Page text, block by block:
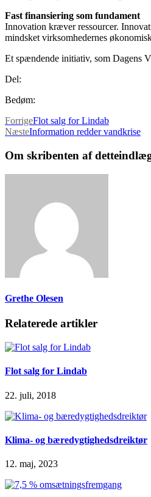
Fast finansiering som fundament
Innovation kræver ressourcer.
mindsket virksomhedernes
Et spændende initiativ, som Dagens
Del:
Bedøm:
ForrigeFlot salg for Lindab
NæsteInformation redder vandkrise
Om skribenten af
Grethe Olesen
Relaterede artikler
Flot salg for Lindab
22. juli, 2018
Klima- og bæredygtighedsdreiktør
12. maj, 2023